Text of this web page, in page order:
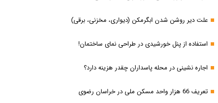
علت دیر روشن شدن ابگرمکن (دیواری، مخزنی، برقی)
استفاده از پنل خورشیدی در طراحی نمای ساختمان!
اجاره نشینی در محله پاسداران چقدر هزینه دارد؟
تعریف 66 هزار واحد مسکن ملی در خراسان رضوی